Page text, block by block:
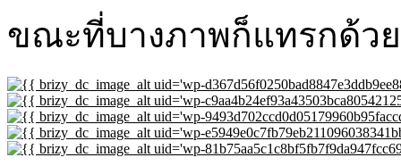
ขณะที่บางภาพก็แทรกด้ว